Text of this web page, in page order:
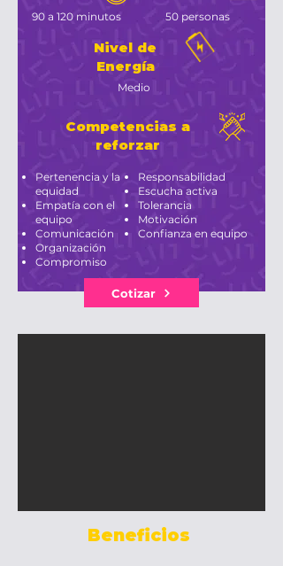
Nivel de
Energía
Competencias a
reforzar
50 personas
90 a 120 minutos
Medio
Responsabilidad
Escucha activa
Tolerancia
Motivación
Confianza en equipo
Pertenencia y la
equidad
Empatía con el
equipo
Comunicación
Organización
Compromiso
Cotizar
Beneficios